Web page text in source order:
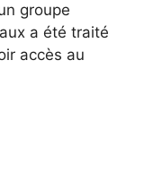
groupe
a été traité
accès au